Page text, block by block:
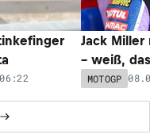
Jack
– weiß,
MOTOGP